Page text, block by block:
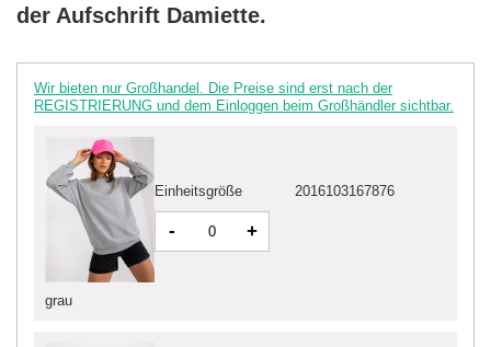
der Aufschrift Damiette.
Wir bieten nur Großhandel. Die Preise sind erst nach der
REGISTRIERUNG und dem Einloggen beim Großhändler sichtbar.
grau
Einheitsgröße 2016103167876
- +